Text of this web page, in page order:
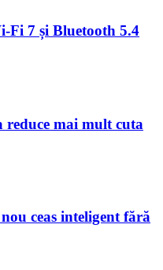
Fi 7 și Bluetooth 5.4
reduce mai mult cuta
ceas inteligent fără